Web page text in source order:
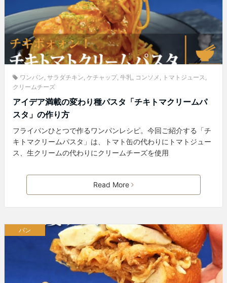
ワンパン サラダチキン ケチャップ 牛乳 コンソメ トマトジュース
クリームチーズ
アイデア満載の変わり種パスタ「チキトマクリームパ
スタ」の作り方
フライパンひとつで作るワンパンレシピ。今回ご紹介する「チ
キトマクリームパスタ」は、トマト缶の代わりにトマトジュー
ス、生クリームの代わりにクリームチーズを使用
Read More
パン